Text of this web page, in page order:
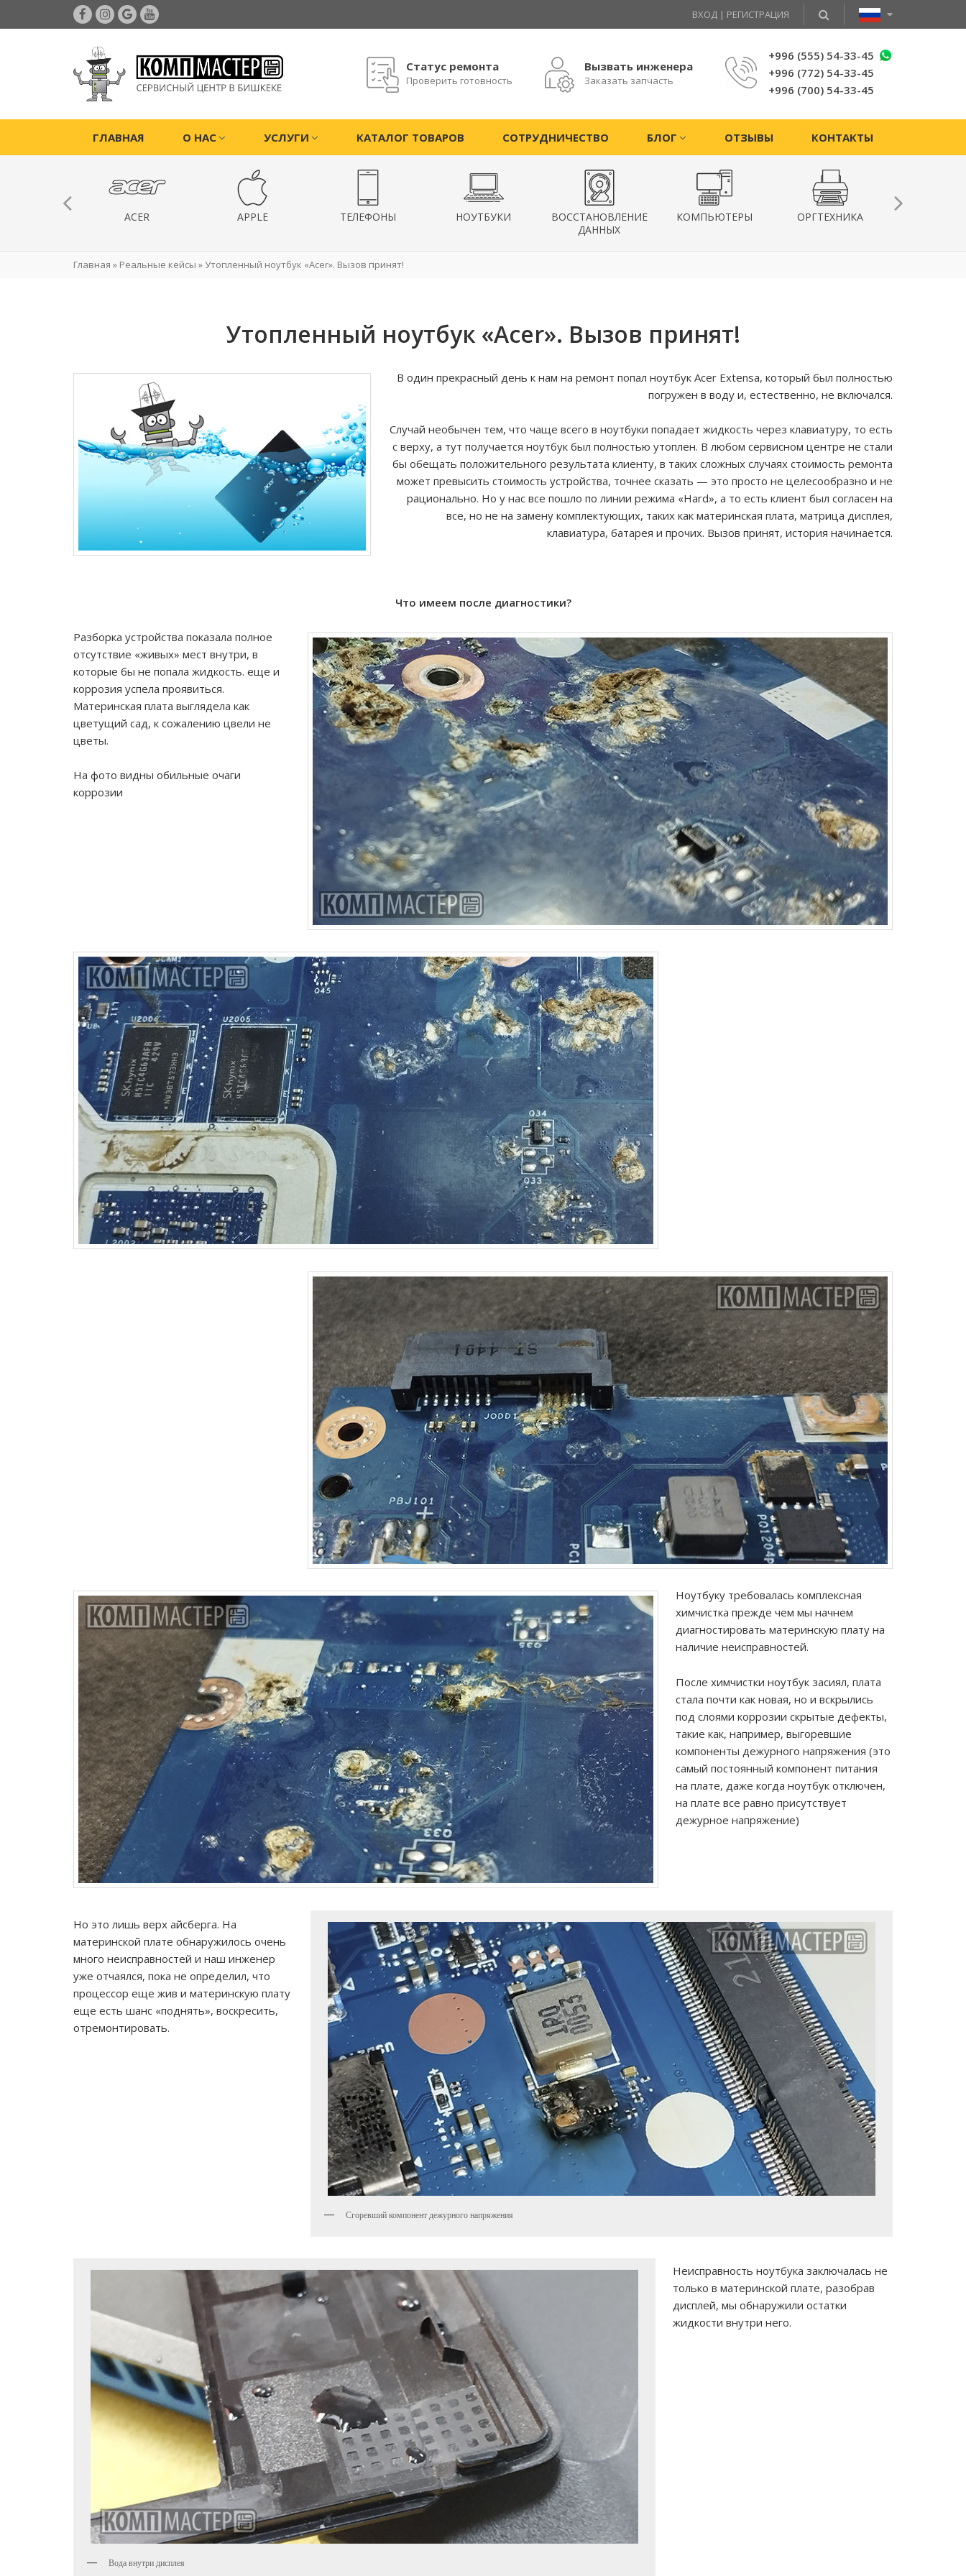
ВХОД | РЕГИСТРАЦИЯ
Статус ремонта
Проверить готовность
Вызвать инженера
Заказать запчасть
+996 (555) 54-33-45
+996 (772) 54-33-45
+996 (700) 54-33-45
ГЛАВНАЯ О НАС УСЛУГИ КАТАЛОГ ТОВАРОВ СОТРУДНИЧЕСТВО БЛОГ ОТЗЫВЫ КОНТАКТЫ
ACER APPLE ТЕЛЕФОНЫ НОУТБУКИ
ВОССТАНОВЛЕНИЕ
ДАННЫХ
КОМПЬЮТЕРЫ ОРГТЕХНИКА
Главная » Реальные кейсы »Утопленный ноутбук «Acer». Вызов принят!
Утопленный ноутбук «Acer». Вызов принят!
В один прекрасный день к нам на ремонт попал ноутбук Acer Extensa, который был полностью
погружен в воду и, естественно, не включался.
Случай необычен тем, что чаще всего в ноутбуки попадает жидкость через клавиатуру, то есть
с верху, а тут получается ноутбук был полностью утоплен. В любом сервисном центре не стали
бы обещать положительного результата клиенту, в таких сложных случаях стоимость ремонта
может превысить стоимость устройства, точнее сказать — это просто не целесообразно и не
рационально. Но у нас все пошло по линии режима «Hard», а то есть клиент был согласен на
все, но не на замену комплектующих, таких как материнская плата, матрица дисплея,
клавиатура, батарея и прочих. Вызов принят, история начинается.
Что имеем после диагностики?
Разборка устройства показала полное
отсутствие «живых» мест внутри, в
которые бы не попала жидкость. еще и
коррозия успела проявиться.
Материнская плата выглядела как
цветущий сад, к сожалению цвели не
цветы.
На фото видны обильные очаги
коррозии
Ноутбуку требовалась комплексная
химчистка прежде чем мы начнем
диагностировать материнскую плату на
наличие неисправностей.
После химчистки ноутбук засиял, плата
стала почти как новая, но и вскрылись
под слоями коррозии скрытые дефекты,
такие как, например, выгоревшие
компоненты дежурного напряжения (это
самый постоянный компонент питания
на плате, даже когда ноутбук отключен,
на плате все равно присутствует
дежурное напряжение)
Сгоревший компонент дежурного напряжения
Но это лишь верх айсберга. На
материнской плате обнаружилось очень
много неисправностей и наш инженер
уже отчаялся, пока не определил, что
процессор еще жив и материнскую плату
еще есть шанс «поднять», воскресить,
отремонтировать.
Вода внутри дисплея
Неисправность ноутбука заключалась не
только в материнской плате, разобрав
дисплей, мы обнаружили остатки
жидкости внутри него.